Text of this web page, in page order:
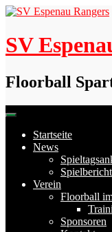
Skip
content
SV
Floorball
Startseite
News
Verein
Floorball
Sponsoren